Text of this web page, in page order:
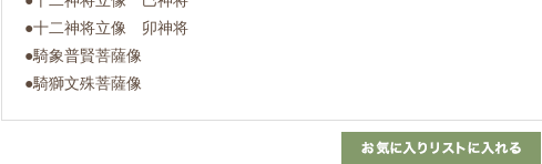
●十二神将立像 卯神将
●騎象普賢菩薩像
●騎獅文殊菩薩像